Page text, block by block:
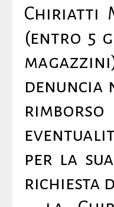
Chiriatti
(entro 5
per la
richiesta